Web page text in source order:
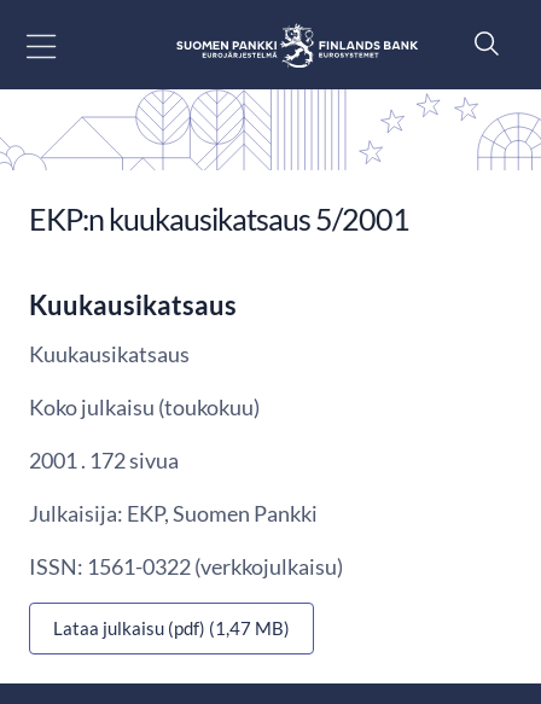
EKP:n kuukausikatsaus 5/2001
Kuukausikatsaus
Kuukausikatsaus
Koko julkaisu (toukokuu)
2001 . 172 sivua
Julkaisija: EKP, Suomen Pankki
ISSN: 1561-0322 (verkkojulkaisu)
Lataa julkaisu (pdf) (1,47 MB)